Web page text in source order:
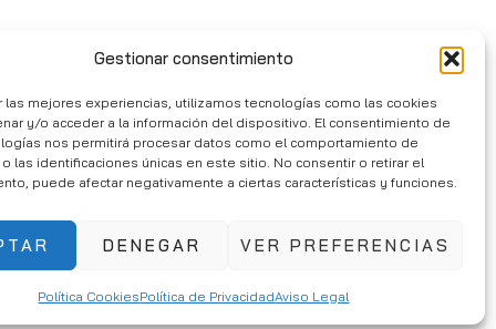
Gestionar consentimiento
las mejores experiencias, utilizamos tecnologías como las cookies
y/o acceder a la información del dispositivo. El consentimiento de
nos permitirá procesar datos como el comportamiento de
las identificaciones únicas en este sitio. No consentir o retirar el
puede afectar negativamente a ciertas características y funciones.
DENEGAR VER PREFERENCIAS
Política CookiesPolítica de PrivacidadAviso Legal